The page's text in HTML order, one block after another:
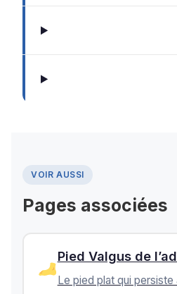
VOIR AUSSI
Pages associées
Pied Valgus de
Le pied plat qui